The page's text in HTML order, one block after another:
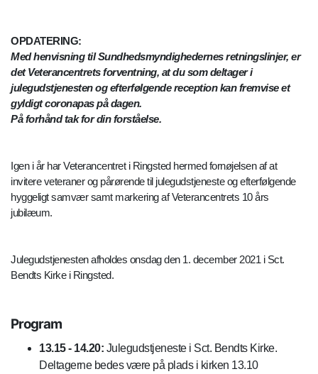
OPDATERING:
Med henvisning til Sundhedsmyndighedernes retningslinjer, er
det Veterancentrets forventning, at du som deltager i
julegudstjenesten og efterfølgende reception kan fremvise et
gyldigt coronapas på dagen.
På forhånd tak for din forståelse.
Igen i år har Veterancentret i Ringsted hermed fornøjelsen af at
invitere veteraner og pårørende til julegudstjeneste og efterfølgende
hyggeligt samvær samt markering af Veterancentrets 10 års
jubilæum.
Julegudstjenesten afholdes onsdag den 1. december 2021 i Sct.
Bendts Kirke i Ringsted.
Program
13.15 - 14.20: Julegudstjeneste i Sct. Bendts Kirke.
Deltagerne bedes være på plads i kirken 13.10